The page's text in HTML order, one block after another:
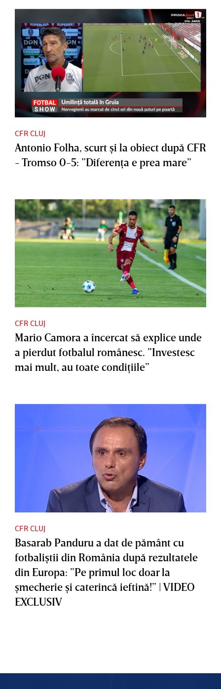
CFR CLUJ
Antonio Folha, scurt şi la obiect după CFR
- Tromso 0-5: ”Diferenţa e prea mare”
CFR CLUJ
Mario Camora a încercat să explice unde
a pierdut fotbalul românesc. ”Investesc
mai mult, au toate condiţiile”
CFR CLUJ
Basarab Panduru a dat de pământ cu
fotbaliştii din România după rezultatele
din Europa: ”Pe primul loc doar la
şmecherie şi caterincă ieftină!” | VIDEO
EXCLUSIV